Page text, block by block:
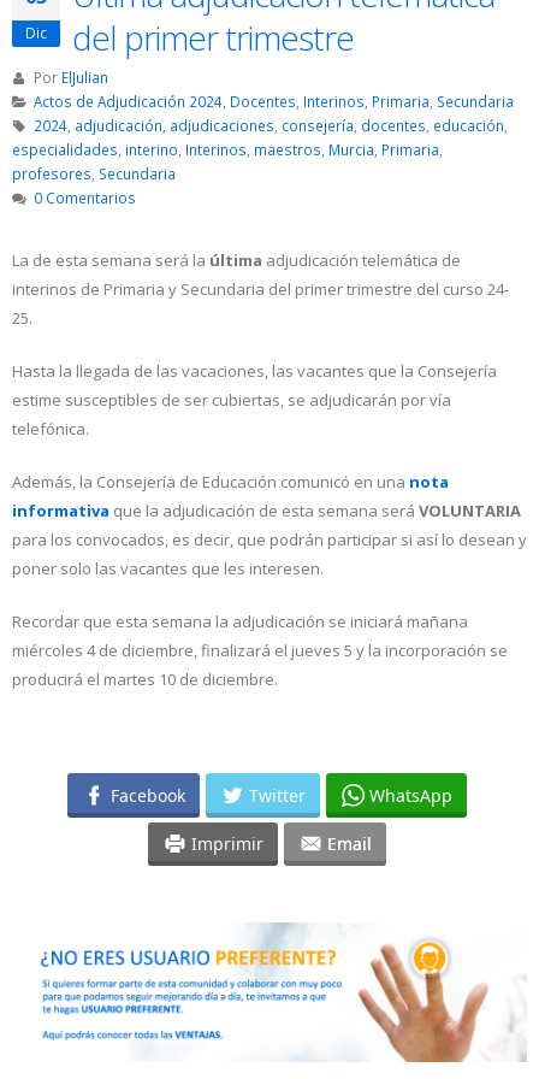
Dic
del primer trimestre
Por ElJulian
Actos de Adjudicación 2024, Docentes Interinos Primaria Secundaria
2024, adjudicación, adjudicaciones, consejería, docentes, educación,
especialidades, interino, Interinos, maestros, Murcia, Primaria,
profesores, Secundaria
0 Comentarios
La de esta semana será la última adjudicación telemática de
interinos de Primaria y Secundaria del primer trimestre del curso 24-
25.
Hasta la llegada de las vacaciones, las vacantes que la Consejería
estime susceptibles de ser cubiertas, se adjudicarán por vía
telefónica.
Además, la Consejería de Educación comunicó en una nota
informativa que la adjudicación de esta semana será VOLUNTARIA
para los convocados, es decir, que podrán participar si así lo desean y
poner solo las vacantes que les interesen.
Recordar que esta semana la adjudicación se iniciará mañana
miércoles 4 de diciembre, finalizará el jueves 5 y la incorporación se
producirá el martes 10 de diciembre.
Facebook Twitter WhatsApp
Imprimir Email